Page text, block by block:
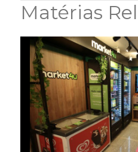
Matérias